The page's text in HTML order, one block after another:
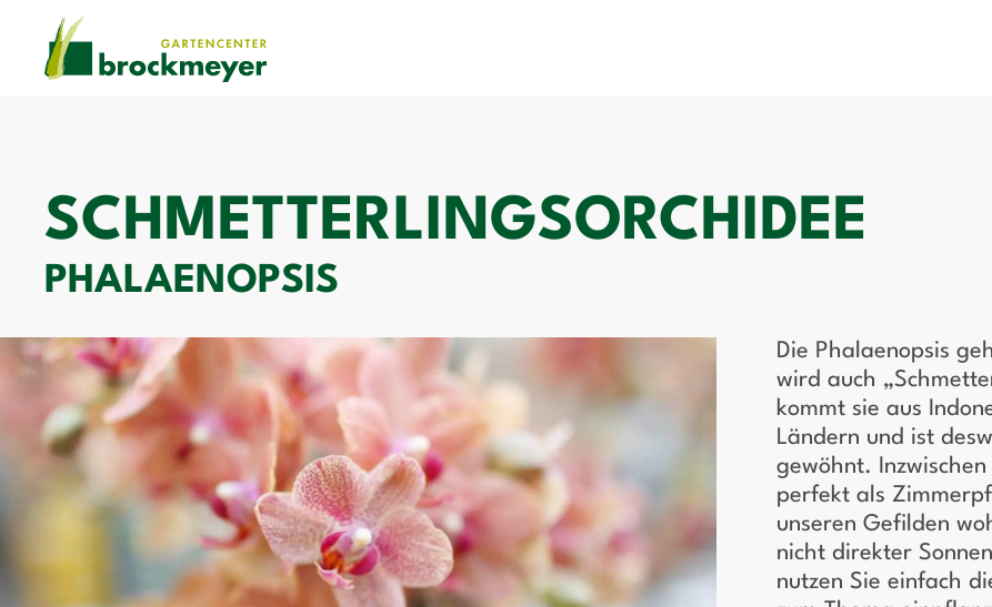
SCHMETTERLINGSORCHIDEE
PHALAENOPSIS
Die Phalaenopsis
wird auch
kommt sie aus
Ländern und ist
gewöhnt.
perfekt als
unseren Gefilden
nicht direkter
nutzen Sie einfach